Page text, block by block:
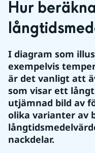
Hur
I diagram som
exempelvis
är det vanligt att
som visar ett
utjämnad bild av
olika varianter av
nackdelar.